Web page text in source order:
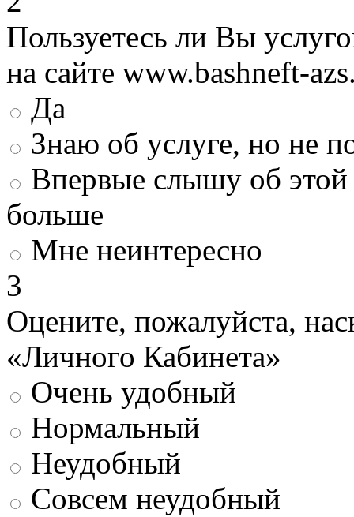
Пользуетесь ли Вы
на сайте www.bashneft-
Да
Знаю об услуге, но не
Впервые слышу об этой
больше
Мне неинтересно
3
Оцените, пожалуйста,
«Личного Кабинета»
Очень удобный
Нормальный
Неудобный
Совсем неудобный